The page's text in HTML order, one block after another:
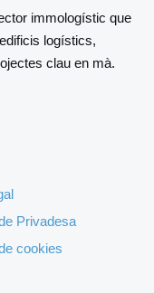
immologístic que
logístics,
clau en mà.
Privadesa
cookies